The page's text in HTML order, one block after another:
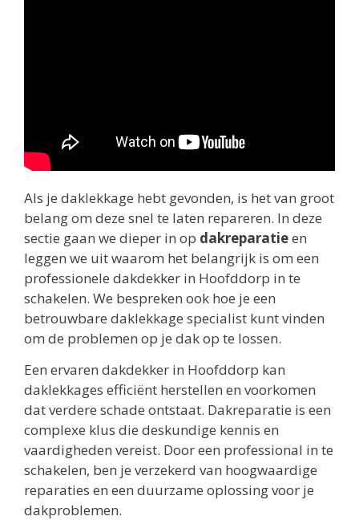
Als je daklekkage hebt gevonden, is het van groot
belang om deze snel te laten repareren. In deze
sectie gaan we dieper in op dakreparatieen
leggen we uit waarom het belangrijk is om een
professionele dakdekker in Hoofddorp in te
schakelen. We bespreken ook hoe je een
betrouwbare daklekkage specialist kunt vinden
om de problemen op je dak op te lossen.
Een ervaren dakdekker in Hoofddorp kan
daklekkages efficiënt herstellen en voorkomen
dat verdere schade ontstaat. Dakreparatie is een
complexe klus die deskundige kennis en
vaardigheden vereist. Door een professional in te
schakelen, ben je verzekerd van hoogwaardige
reparaties en een duurzame oplossing voor je
dakproblemen.